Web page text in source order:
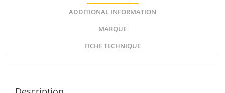
ADDITIONAL INFORMATION
MARQUE
FICHE TECHNIQUE